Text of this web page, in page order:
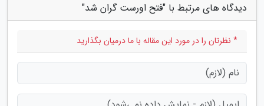
دیدگاه های مرتبط با "فتح اورست گران شد"
* نظرتان را در مورد این مقاله با ما درمیان بگذارید